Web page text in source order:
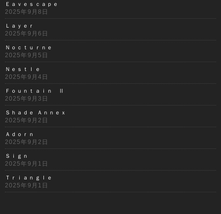
Ｅａｖｅｓｃａｐｅ
2025年9月8日
Ｌａｙｅｒ
2025年9月6日
Ｎｏｃｔｕｒｎｅ
2025年9月5日
Ｎｅｓｔｌｅ
2025年9月4日
Ｆｏｕｎｔａｉｎ Ⅱ
2025年9月3日
Ｓｈａｄｅ Ａｎｎｅｘ
2025年9月2日
Ａｄｏｒｎ
2025年9月2日
Ｓｉｇｎ
2025年9月1日
Ｔｒｉａｎｇｌｅ
2025年9月1日